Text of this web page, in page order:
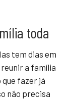
toda
tem dias em
a família
que fazer já
não precisa